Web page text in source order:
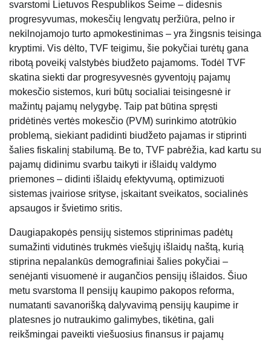
svarstomi Lietuvos Respublikos Seime – didesnis
progresyvumas, mokesčių lengvatų peržiūra, pelno ir
nekilnojamojo turto apmokestinimas – yra žingsnis teisinga
kryptimi. Vis dėlto, TVF teigimu, šie pokyčiai turėtų gana
ribotą poveikį valstybės biudžeto pajamoms. Todėl TVF
skatina siekti dar progresyvesnės gyventojų pajamų
mokesčio sistemos, kuri būtų socialiai teisingesnė ir
mažintų pajamų nelygybę. Taip pat būtina spręsti
pridėtinės vertės mokesčio (PVM) surinkimo atotrūkio
problemą, siekiant padidinti biudžeto pajamas ir stiprinti
šalies fiskalinį stabilumą. Be to, TVF pabrėžia, kad kartu su
pajamų didinimu svarbu taikyti ir išlaidų valdymo
priemones – didinti išlaidų efektyvumą, optimizuoti
sistemas įvairiose srityse, įskaitant sveikatos, socialinės
apsaugos ir švietimo sritis.
Daugiapakopės pensijų sistemos stiprinimas padėtų
sumažinti vidutinės trukmės viešųjų išlaidų naštą, kurią
stiprina nepalankūs demografiniai šalies pokyčiai –
senėjanti visuomenė ir augančios pensijų išlaidos. Šiuo
metu svarstoma II pensijų kaupimo pakopos reforma,
numatanti savanorišką dalyvavimą pensijų kaupime ir
platesnes jo nutraukimo galimybes, tikėtina, gali
reikšmingai paveikti viešuosius finansus ir pajamų